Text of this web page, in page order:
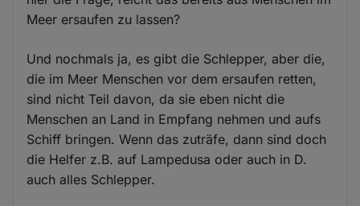
Meer ersaufen zu lassen?
Und nochmals ja, es gibt die Schlepper, aber die,
die im Meer Menschen vor dem ersaufen retten,
sind nicht Teil davon, da sie eben nicht die
Menschen an Land in Empfang nehmen und aufs
Schiff bringen. Wenn das zuträfe, dann sind doch
die Helfer z.B. auf Lampedusa oder auch in D.
auch alles Schlepper.